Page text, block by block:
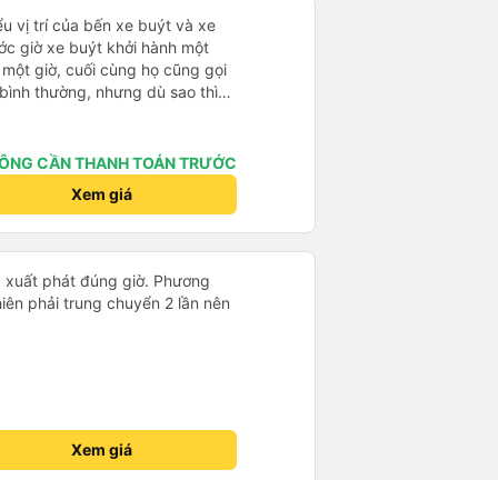
vị trí của bến xe buýt và xe
giờ xe buýt khởi hành một
giờ, cuối cùng họ cũng gọi
thường, nhưng dù sao thì
nhiều.
CẦN THANH TOÁN TRƯỚC
Xem giá
phát đúng giờ. Phương
phải trung chuyển 2 lần nên
Xem giá